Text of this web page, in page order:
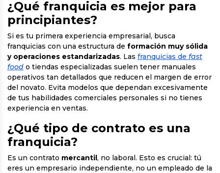
¿Qué franquicia es mejor para
principiantes?
Si es tu primera experiencia empresarial, busca
franquicias con una estructura de formación muy sólida
y operaciones estandarizadas. Las franquicias de fast
food o tiendas especializadas suelen tener manuales
operativos tan detallados que reducen el margen de error
del novato. Evita modelos que dependan excesivamente
de tus habilidades comerciales personales si no tienes
experiencia en ventas.
¿Qué tipo de contrato es una
franquicia?
Es un contrato mercantil, no laboral. Esto es crucial: tú
eres un empresario independiente, no un empleado de la